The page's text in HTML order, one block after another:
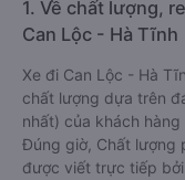
1. Về chất lượng,
Can Lộc - Hà Tĩnh
Xe đi Can Lộc - Hà
chất lượng dựa trên
nhất) của khách
Đúng giờ, Chất lượng
được viết trực tiếp